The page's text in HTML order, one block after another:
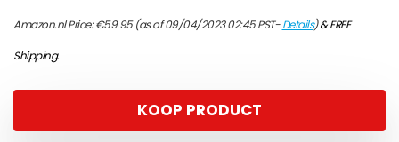
Amazon.nl Price:€59.95(as of 09/04/2023 02:45 PST-Details)&FREE
Shipping.
KOOP PRODUCT